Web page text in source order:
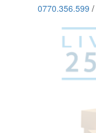
0770.356.599 /